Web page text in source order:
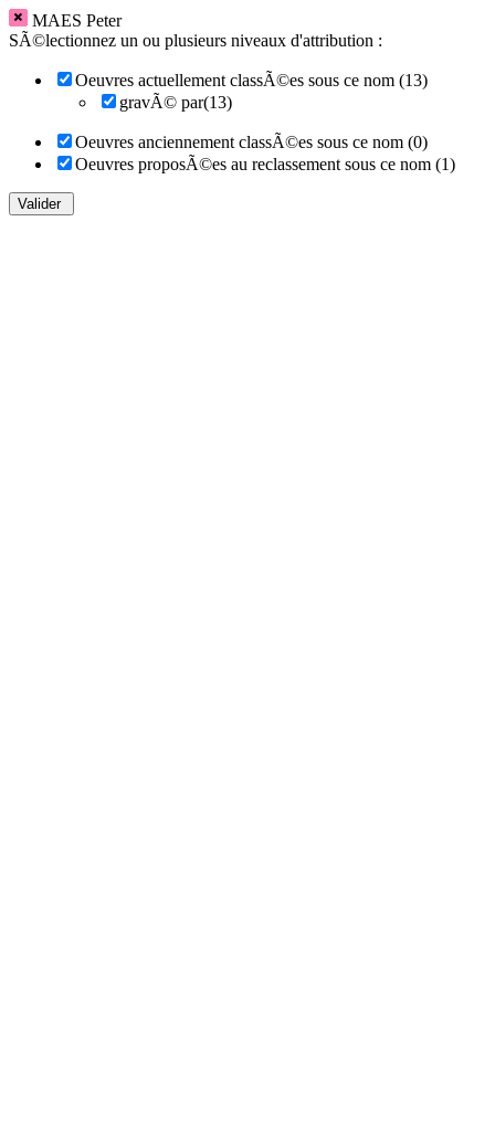
MAES Peter
SÃ©lectionnez un ou plusieurs niveaux d'attribution :
Oeuvres actuellement classÃ©es sous ce nom (13)
gravÃ© par(13)
Oeuvres anciennement classÃ©es sous ce nom (0)
Oeuvres proposÃ©es au reclassement sous ce nom (1)
Valider